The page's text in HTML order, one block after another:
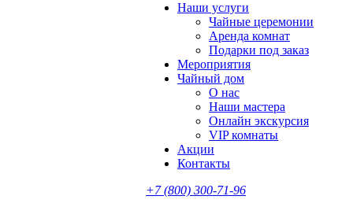
Наши услуги
Чайные церемонии
Аренда комнат
Подарки под заказ
Мероприятия
Чайный дом
О нас
Наши мастера
Онлайн экскурсия
VIP комнаты
Акции
Контакты
+7 (800) 300-71-96